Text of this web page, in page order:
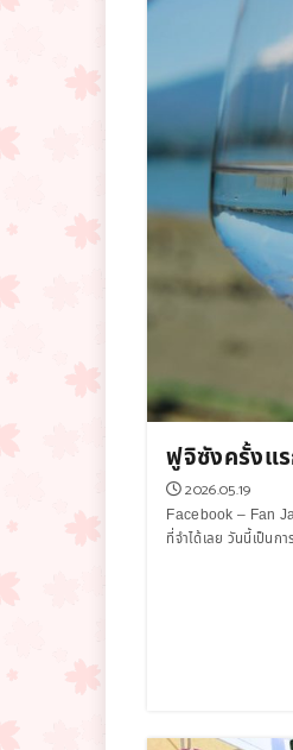
ฟูจิซังครั้งแร
2026.05.19
Facebook – Fan
ที่จำได้เลย วันนี้เป็นก